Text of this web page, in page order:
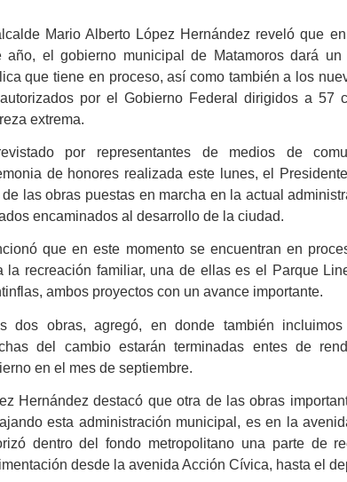
Mario Alberto López Hernández reveló que
año, el gobierno municipal de Matamoros dará
que tiene en proceso, así como también a los
por el Gobierno Federal dirigidos a 57
extrema.
por representantes de medios de
de honores realizada este lunes, el
de las obras puestas en marcha en la actual
encaminados al desarrollo de la ciudad.
que en este momento se encuentran en
la recreación familiar, una de ellas es el Parque
ambos proyectos con un avance importante.
dos obras, agregó, en donde también
del cambio estarán terminadas entes de
en el mes de septiembre.
Hernández destacó que otra de las obras
esta administración municipal, es en la
dentro del fondo metropolitano una parte de
desde la avenida Acción Cívica, hasta el